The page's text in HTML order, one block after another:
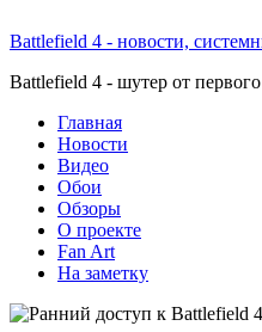
Battlefield 4 - новости,
Battlefield 4 - шутер от
Главная
Новости
Видео
Обои
Обзоры
О проекте
Fan Art
На заметку